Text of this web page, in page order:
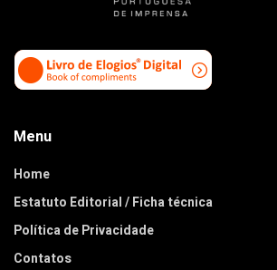
Menu
Home
Estatuto Editorial / Ficha técnica
Política de Privacidade
Contatos